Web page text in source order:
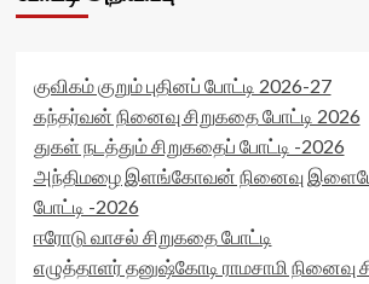
குவிகம் குறும் புதினப் போட்டி 2026-27
கந்தர்வன் நினைவு சிறுகதை போட்டி 2026
துகள் நடத்தும் சிறுகதைப் போட்டி -2026
அந்திமழை இளங்கோவன் நினைவு
போட்டி -2026
ஈரோடு வாசல் சிறுகதை போட்டி
எழுத்தாளர் தனுஷ்கோடி ராமசாமி நினைவு